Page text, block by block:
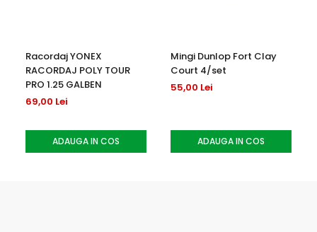
Racordaj YONEX
RACORDAJ POLY TOUR
PRO 1.25 GALBEN
69,00 Lei
ADAUGA IN COS
Mingi Dunlop Fort Clay
Court 4/set
55,00 Lei
ADAUGA IN COS